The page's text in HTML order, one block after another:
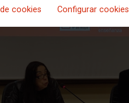
cookies Configurar cookies